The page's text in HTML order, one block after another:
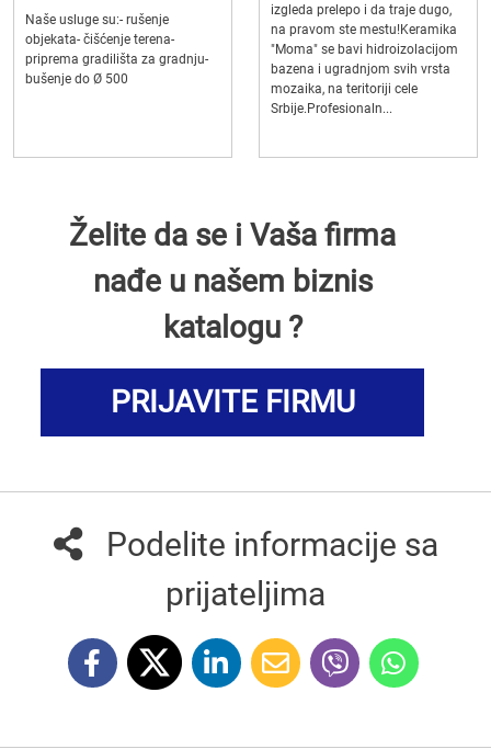
Naše usluge su:- rušenje
objekata- čišćenje terena-
priprema gradilišta za gradnju-
bušenje do Ø 500
izgleda prelepo i da traje dugo,
na pravom ste mestu!Keramika
"Moma" se bavi hidroizolacijom
bazena i ugradnjom svih vrsta
mozaika, na teritoriji cele
Srbije.Profesionaln...
Želite da se i Vaša firma
nađe u našem biznis
katalogu ?
PRIJAVITE FIRMU
Podelite informacije sa
prijateljima